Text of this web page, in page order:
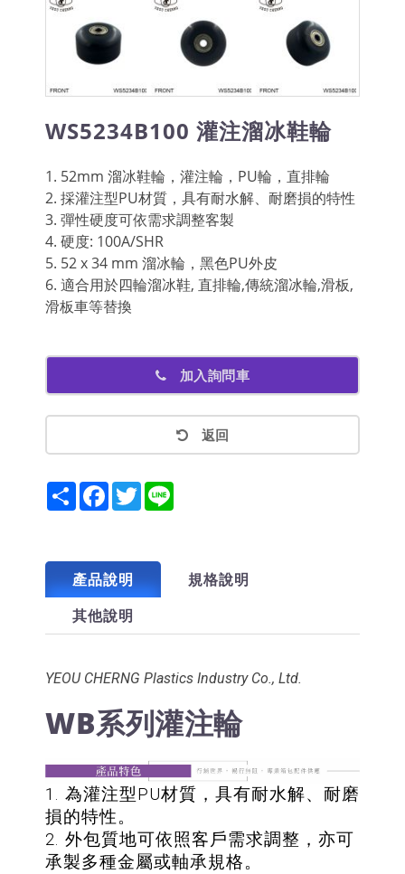
WS5234B100 灌注溜冰鞋輪
1. 52mm 溜冰鞋輪，灌注輪，PU輪，直排輪
2. 採灌注型PU材質，具有耐水解、耐磨損的特性
3. 彈性硬度可依需求調整客製
4. 硬度: 100A/SHR
5. 52 x 34 mm 溜冰輪，黑色PU外皮
6. 適合用於四輪溜冰鞋, 直排輪,傳統溜冰輪,滑板,
滑板車等替換
加入詢問車
返回
ShareFacebook
Twitter
產品說明
規格說明
其他說明
YEOU CHERNG Plastics Industry Co., Ltd.
WB系列灌注輪
1. 為灌注型PU材質，具有耐水解、耐磨
損的特性。
2. 外包質地可依照客戶需求調整，亦可
承製多種金屬或軸承規格。